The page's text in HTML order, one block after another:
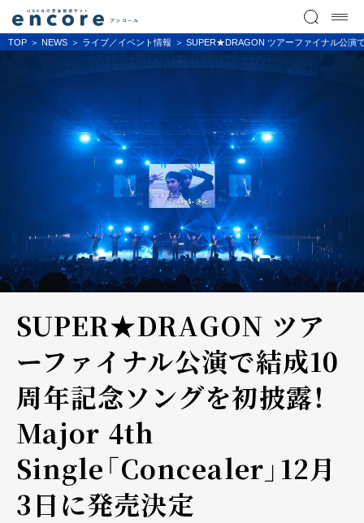
TOP NEWS ライブ／イベント情報 SUPER★DRAGON ツアーファイナル公演
SUPER★DRAGON ツア
ーファイナル公演で結成10
周年記念ソングを初披露！
Major 4th
Single「Concealer」12月
3日に発売決定